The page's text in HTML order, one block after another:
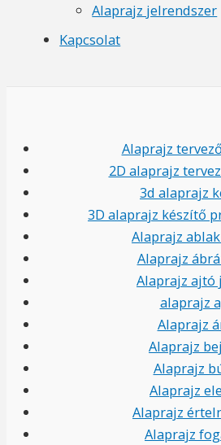
Alaprajz jelrendszer
Kapcsolat
Alaprajz
2D alaprajz
3d alaprajz
3D alaprajz készítő
Alaprajz
Alaprajz
Alaprajz ajtó
alaprajz
Alaprajz
Alaprajz
Alaprajz
Alaprajz
Alaprajz
Alaprajz